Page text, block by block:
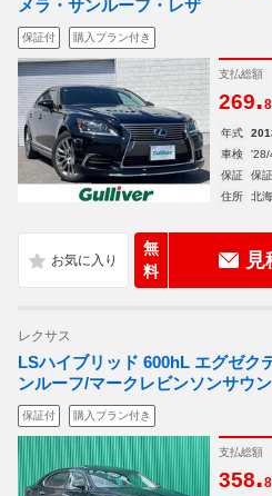
メラ・サンルーフ・レザ
保証付 購入プラン付き
支払総額
269.8
年式
車検
'28/
保証
保
住所
北
無
料
レクサス
LSハイブリッド 600hL エグゼク
ンルーフ/マークレビンソンサウ
保証付 購入プラン付き
支払総額
358.8